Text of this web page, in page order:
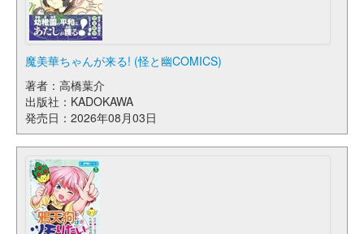
魔美華ちゃんが来る! (怪と幽COMICS)
著者：高橋葉介
出版社：KADOKAWA
発売日：2026年08月03日